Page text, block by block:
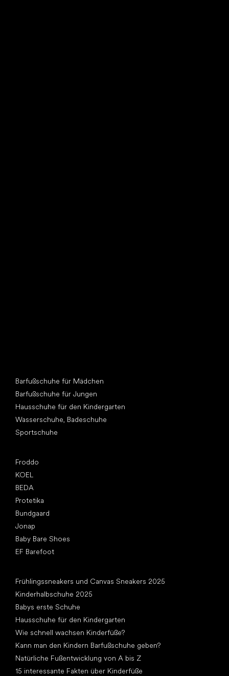
Barfußschuhe für Mädchen
Barfußschuhe für Jungen
Hausschuhe für den Kindergarten
Wasserschuhe, Badeschuhe
Sportschuhe
Froddo
KOEL
BEDA
Protetika
Bundgaard
Jonap
Baby Bare Shoes
EF Barefoot
Frühlingssneakers und Canvas Sneakers 2025
Kinderhalbschuhe 2025
Babys erste Schuhe
Hausschuhe für den Kindergarten
Wie schnell wachsen Kinderfüße?
Kann man den Kindern Barfußschuhe geben?
Natürliche Fußentwicklung von A bis Z
15 interessante Fakten über Kinderfüße